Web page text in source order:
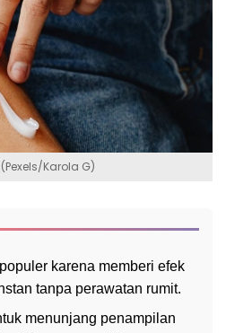
Karola G)
populer karena memberi efek
tanpa perawatan rumit.
menunjang penampilan